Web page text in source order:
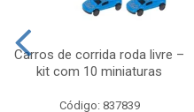
Carros de corrida roda livre –
kit com 10 miniaturas
Código: 837839